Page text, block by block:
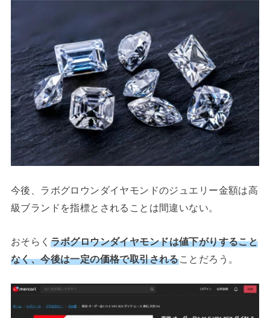
今後、ラボグロウンダイヤモンドのジュエリー金額は高
級ブランドを指標とされることは間違いない。
おそらく ラボグロウンダイヤモンドは値下がりすること
なく、今後は一定の価格で取引されることだろう。